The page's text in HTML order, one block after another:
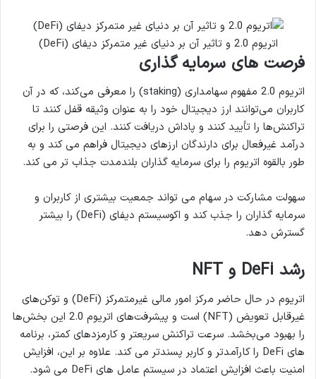
اتریوم 2.0 و تاثیر آن بر دنیای غیر متمرکز دیفای (DeFi)
فرصت های سرمایه گذاری
اتریوم 2.0 مفهوم سهامداری (staking) را معرفی می‌کند، که در آن
کاربران می‌توانند ارز دیجیتال خود را به عنوان وثیقه قفل کنند تا
تراکنش‌ها را تأیید کنند و پاداش دریافت کنند. این فرصتی را برای
درآمد غیرفعال برای دارندگان ارزهای دیجیتال فراهم می کند و به
طور بالقوه اتریوم را برای سرمایه گذاران بلندمدت جذاب تر می کند.
سهولت مشارکت در سهام می تواند جمعیت بیشتری از کاربران و
سرمایه گذاران را جذب کند و اکوسیستم دیفای (DeFi) را بیشتر
گسترش دهد.
رشد DeFi و NFT
اتریوم در حال حاضر مرکز امور مالی غیرمتمرکز (DeFi) و توکن‌های
غیرقابل تعویض (NFT) است و پیشرفت‌های اتریوم 2.0 این بخش‌ها
را بهبود می‌بخشد. سرعت تراکنش سریعتر و کارمزدهای کمتر، برنامه
های DeFi را کارآمدتر و کاربر پسندتر می کند. علاوه بر این، افزایش
امنیت باعث افزایش اعتماد در سیستم عامل های DeFi می شود.